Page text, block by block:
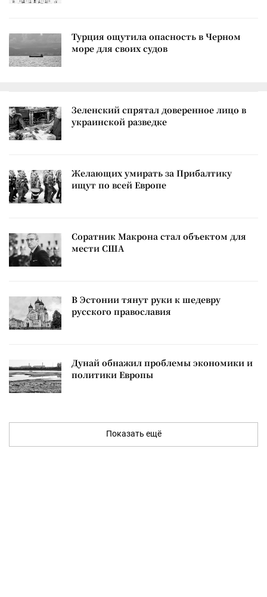
Турция ощутила опасность в Черном
море для своих судов
Зеленский спрятал доверенное лицо в
украинской разведке
Желающих умирать за Прибалтику
ищут по всей Европе
Соратник Макрона стал объектом для
мести США
В Эстонии тянут руки к шедевру
русского православия
Дунай обнажил проблемы экономики и
политики Европы
Показать ещё